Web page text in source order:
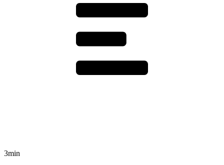
3min